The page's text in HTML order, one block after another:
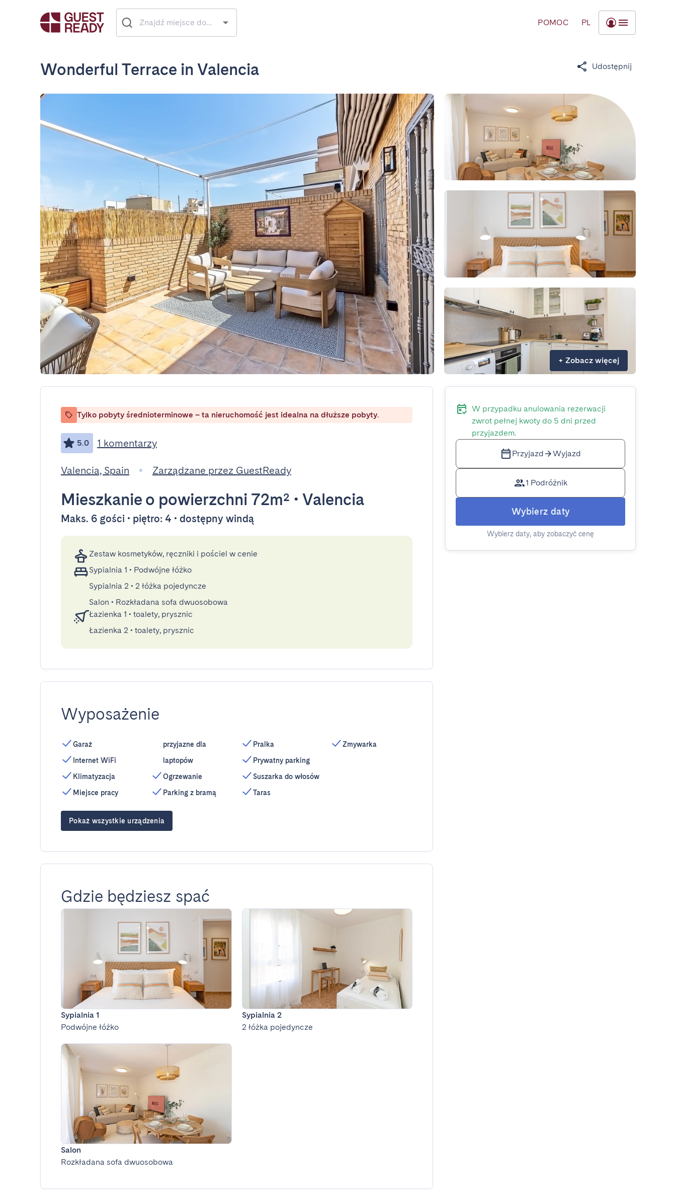
POMOC PL
Wonderful Terrace in Valencia Udostępnij
+ Zobacz więcej
Tylko pobyty średnioterminowe – ta nieruchomość jest idealna na dłuższe pobyty.
5.0 1 komentarzy
Valencia, Spain Zarządzane przez GuestReady
Mieszkanie o powierzchni 72m² • Valencia
Maks. 6 gości • piętro: 4 • dostępny windą
Zestaw kosmetyków, ręczniki i pościel w cenie
Sypialnia 1 • Podwójne łóżko
Sypialnia 2 • 2 łóżka pojedyncze
Salon • Rozkładana sofa dwuosobowa
Łazienka 1 • toalety, prysznic
Łazienka 2 • toalety, prysznic
Wyposażenie
Garaż
Internet WiFi
Klimatyzacja
Miejsce pracy
przyjazne dla
laptopów
Ogrzewanie
Parking z bramą
Pralka
Prywatny parking
Suszarka do włosów
Taras
Zmywarka
Pokaż wszystkie urządzenia
Gdzie będziesz spać
Sypialnia 1
Podwójne łóżko
Sypialnia 2
2 łóżka pojedyncze
Salon
Rozkładana sofa dwuosobowa
W przypadku anulowania rezerwacji
zwrot pełnej kwoty do 5 dni przed
przyjazdem.
Przyjazd Wyjazd
1 Podróżnik
Wybierz daty
Wybierz daty, aby zobaczyć cenę